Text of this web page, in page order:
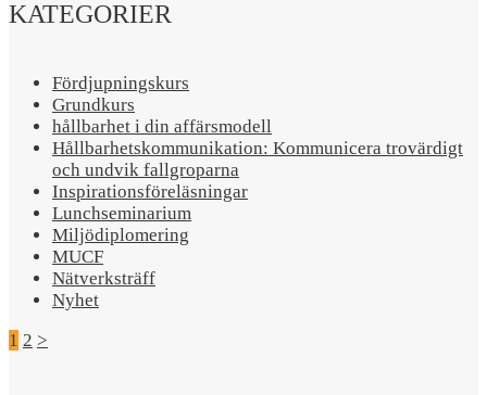
KATEGORIER
Fördjupningskurs
Grundkurs
hållbarhet i din affärsmodell
Hållbarhetskommunikation: Kommunicera trovärdigt
och undvik fallgroparna​
Inspirationsföreläsningar
Lunchseminarium
Miljödiplomering
MUCF
Nätverksträff
Nyhet
1 2 >